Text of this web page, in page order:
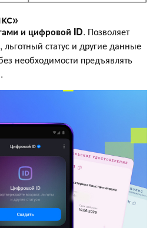
и цифровой ID. Позволяет
льготный статус и другие данные
необходимости предъявлять